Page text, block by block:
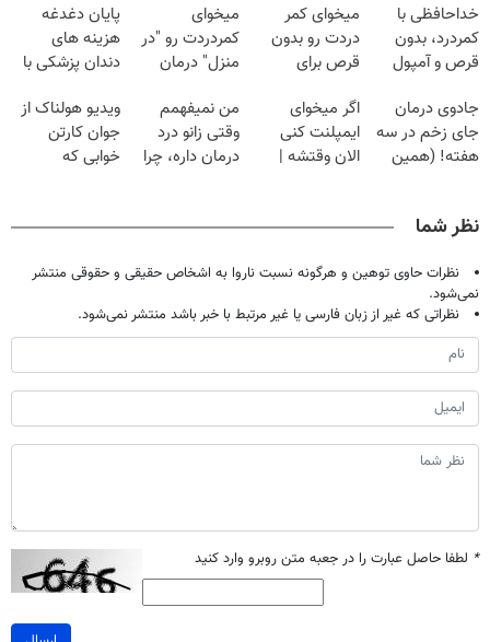
خداحافظی با
کمردرد، بدون
قرص و آمپول
میخوای کمر
دردت رو بدون
قرص برای
کنی؟
(◂پرسش‌نامه رو
پر کن)
میخوای
کمردردت رو "در
منزل" درمان
◂پرسش‌نامه)
پایان دغدغه
هزینه های
دندان پزشکی با
خانگی
جادوی درمان
جای زخم در سه
هفته! (همین
اگر میخوای
ایمپلنت کنی
الان وقتشه |
من نمیفهمم
وقتی زانو درد
درمان داره، چرا
ویدیو هولناک از
جوان کارتن
خوابی که
نظر شما
نظرات حاوی توهین و هرگونه نسبت ناروا به اشخاص حقیقی و حقوقی منتشر
نمی‌شود.
نظراتی که غیر از زبان فارسی یا غیر مرتبط با خبر باشد منتشر نمی‌شود.
* لطفا حاصل عبارت را در جعبه متن روبرو وارد کنید